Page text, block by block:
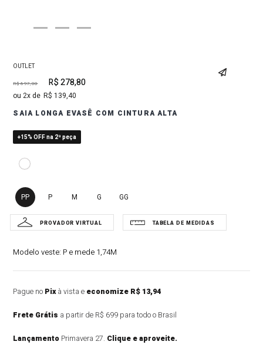
OUTLET
R$ 697,00 R$ 278,80
2 R$ 139,40
SAIA LONGA EVASÊ COM CINTURA ALTA
+15% OFF na 2ª peça
PP P M G GG
Modelo veste: P e mede 1,74M
Pague no Pixà vista e economize R$ 13,94
Frete Grátis a partir de R$ 699 para todo o Brasil
Lançamento Primavera 27. Clique e aproveite.